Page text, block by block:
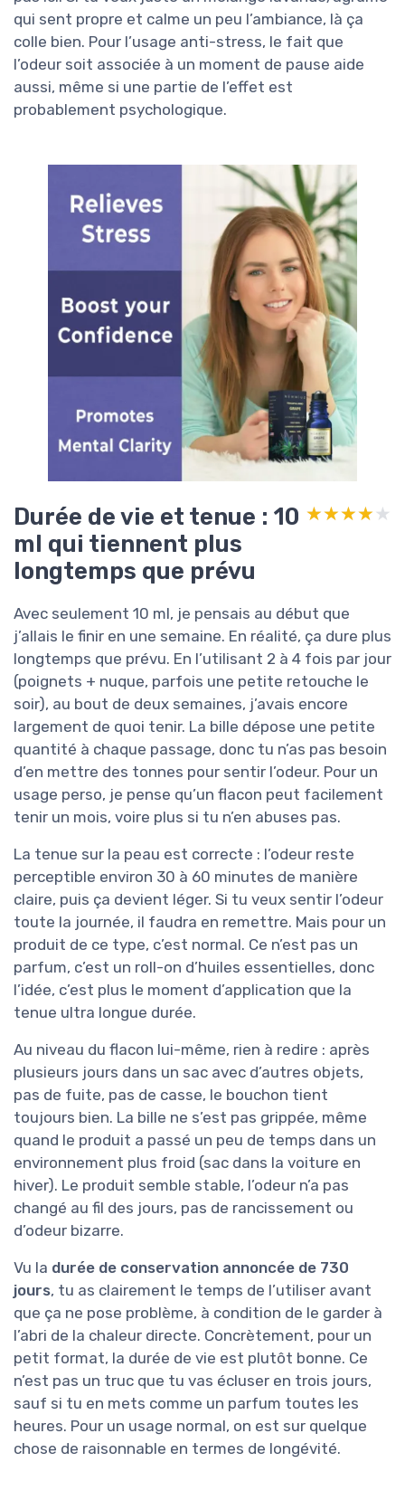
qui sent propre et calme un peu l’ambiance, là ça
colle bien. Pour l’usage anti-stress, le fait que
l’odeur soit associée à un moment de pause aide
aussi, même si une partie de l’effet est
probablement psychologique.
Durée de vie et tenue : 10
ml qui tiennent plus
longtemps que prévu
★★★★★
★★★★★
Avec seulement 10 ml, je pensais au début que
j’allais le finir en une semaine. En réalité, ça dure plus
longtemps que prévu. En l’utilisant 2 à 4 fois par jour
(poignets + nuque, parfois une petite retouche le
soir), au bout de deux semaines, j’avais encore
largement de quoi tenir. La bille dépose une petite
quantité à chaque passage, donc tu n’as pas besoin
d’en mettre des tonnes pour sentir l’odeur. Pour un
usage perso, je pense qu’un flacon peut facilement
tenir un mois, voire plus si tu n’en abuses pas.
La tenue sur la peau est correcte : l’odeur reste
perceptible environ 30 à 60 minutes de manière
claire, puis ça devient léger. Si tu veux sentir l’odeur
toute la journée, il faudra en remettre. Mais pour un
produit de ce type, c’est normal. Ce n’est pas un
parfum, c’est un roll-on d’huiles essentielles, donc
l’idée, c’est plus le moment d’application que la
tenue ultra longue durée.
Au niveau du flacon lui-même, rien à redire : après
plusieurs jours dans un sac avec d’autres objets,
pas de fuite, pas de casse, le bouchon tient
toujours bien. La bille ne s’est pas grippée, même
quand le produit a passé un peu de temps dans un
environnement plus froid (sac dans la voiture en
hiver). Le produit semble stable, l’odeur n’a pas
changé au fil des jours, pas de rancissement ou
d’odeur bizarre.
Vu la durée de conservation annoncée de 730
jours, tu as clairement le temps de l’utiliser avant
que ça ne pose problème, à condition de le garder à
l’abri de la chaleur directe. Concrètement, pour un
petit format, la durée de vie est plutôt bonne. Ce
n’est pas un truc que tu vas écluser en trois jours,
sauf si tu en mets comme un parfum toutes les
heures. Pour un usage normal, on est sur quelque
chose de raisonnable en termes de longévité.